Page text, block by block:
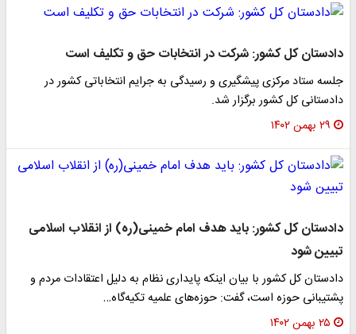
دادستان کل کشور: شرکت در انتخابات حق و تکلیف است
جلسه ستاد مرکزی پیشگیری و رسیدگی به جرایم انتخاباتی کشور در
دادستانی کل کشور برگزار شد.
۲۹ بهمن ۱۴۰۲
دادستان کل کشور: باید هدف امام خمینی(ره) از انقلاب اسلامی
تبیین شود
دادستان کل کشور با بیان اینکه پایداری نظام به دلیل اعتقادات مردم و
پشتیبانی حوزه است، گفت: حوزه‌های علمیه تکیه‌گاه…
۲۵ بهمن ۱۴۰۲